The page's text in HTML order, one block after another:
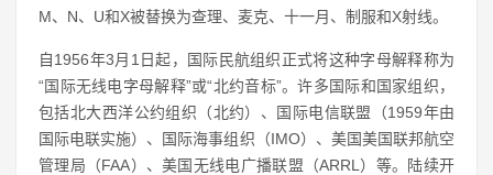
M、N、U和X被替换为查理、麦克、十一月、制服和X射线。
自1956年3月1日起，国际民航组织正式将这种字母解释称为
“国际无线电字母解释”或“北约音标”。许多国际和国家组织，
包括北大西洋公约组织（北约）、国际电信联盟（1959年由
国际电联实施）、国际海事组织（IMO）、美国美国联邦航空
管理局（FAA）、美国无线电广播联盟（ARRL）等。陆续开